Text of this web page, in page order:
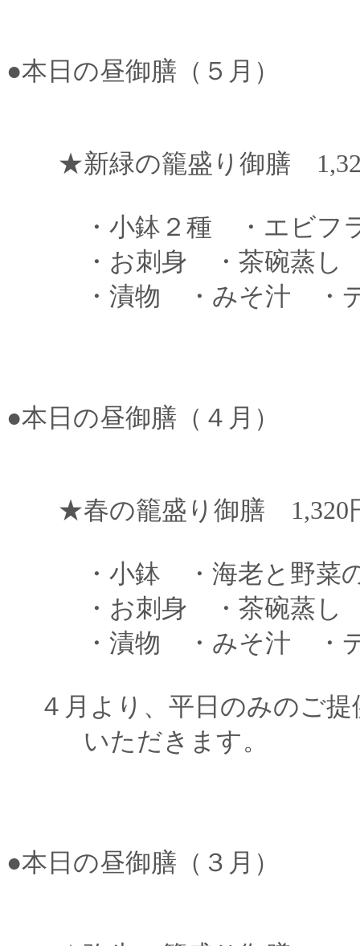
●本日の昼御膳（５月）
★新緑の籠盛り御膳
・小鉢２種 ・エビフ
・お刺身 ・茶碗蒸し
・漬物 ・みそ汁 ・
●本日の昼御膳（４月）
★春の籠盛り御膳 1,320
・小鉢 ・海老と野菜
・お刺身 ・茶碗蒸し
・漬物 ・みそ汁 ・
４月より、平日のみのご提
いただきます。
●本日の昼御膳（３月）